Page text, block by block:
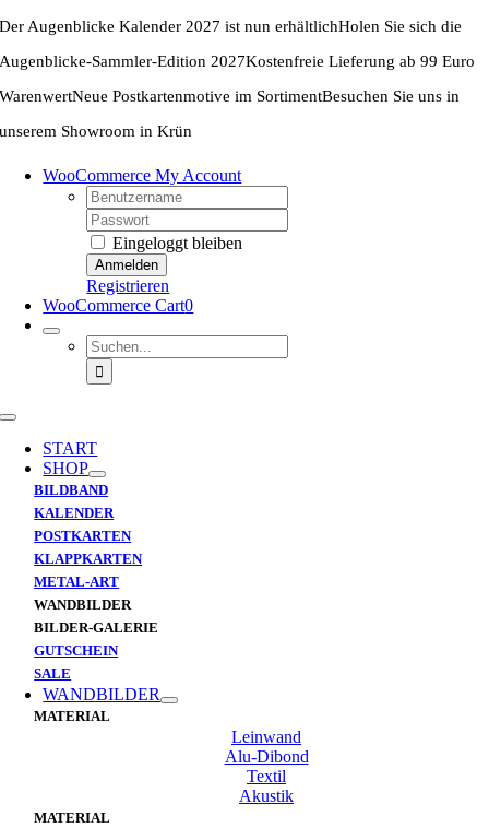
Zum
Inhalt
springen
Der Augenblicke Kalender 2027 ist nun erhältlichHolen Sie sich die
Augenblicke-Sammler-Edition 2027Kostenfreie Lieferung ab 99 Euro
WarenwertNeue Postkartenmotive im SortimentBesuchen Sie uns in
unserem Showroom in Krün
WooCommerce My Account
Username:
Password:
Eingeloggt bleiben
Registrieren
WooCommerce Cart0
Suche
nach:
Toggle
NavigationSTART
SHOP
BILDBAND
KALENDER
POSTKARTEN
KLAPPKARTEN
METAL-ART
WANDBILDER
BILDER-GALERIE
GUTSCHEIN
SALE
WANDBILDER
MATERIAL
Leinwand
Alu-Dibond
Textil
Akustik
MATERIAL